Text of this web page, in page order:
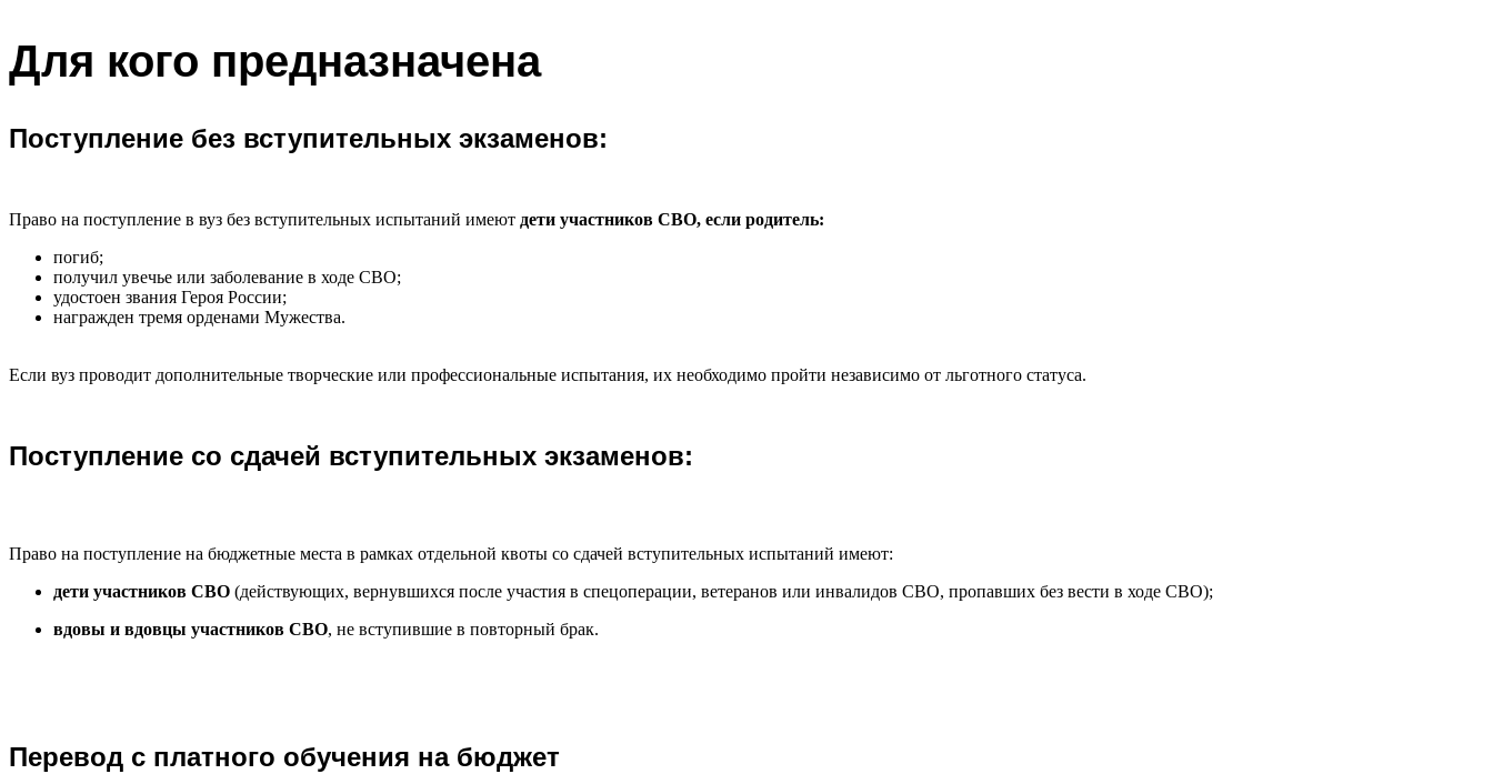
Для кого предназначена
Поступление без вступительных экзаменов:
Право на поступление в вуз без вступительных испытаний имеют дети участников СВО, если родитель:
погиб;
получил увечье или заболевание в ходе СВО;
удостоен звания Героя России;
награжден тремя орденами Мужества.
Если вуз проводит дополнительные творческие или профессиональные испытания, их необходимо пройти независимо от льготного статуса.
Поступление со сдачей вступительных экзаменов:
Право на поступление на бюджетные места в рамках отдельной квоты со сдачей вступительных испытаний имеют:
дети участников СВО (действующих, вернувшихся после участия в спецоперации, ветеранов или инвалидов СВО, пропавших без вести в ходе СВО);
вдовы и вдовцы участников СВО, не вступившие в повторный брак.
Перевод с платного обучения на бюджет